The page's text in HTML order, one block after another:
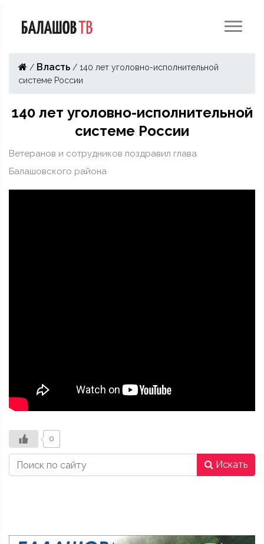
/ Власть / 140 лет уголовно-исполнительной
системе России
140 лет уголовно-исполнительной
системе России
Ветеранов и сотрудников поздравил глава
Балашовского района
0
Искать